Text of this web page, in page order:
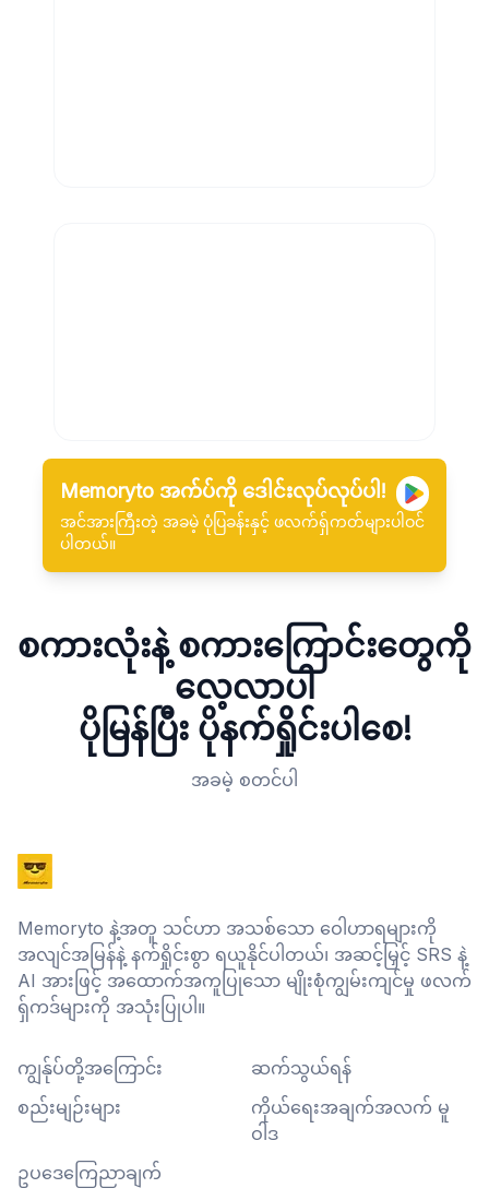
Memoryto အက်ပ်ကို ဒေါင်းလုပ်လုပ်ပါ!
အင်အားကြီးတဲ့ အခမဲ့ ပုံပြခန်းနှင့် ဖလက်ရှ်ကတ်များပါဝင်
ပါတယ်။
စကားလုံးနဲ့ စကားကြောင်းတွေကို
လေ့လာပါ
ပိုမြန်ပြီး ပိုနက်ရှိုင်းပါစေ!
အခမဲ့ စတင်ပါ
Memoryto နဲ့အတူ သင်ဟာ အသစ်သော ဝေါဟာရများကို
အလျင်အမြန်နဲ့ နက်ရှိုင်းစွာ ရယူနိုင်ပါတယ်၊ အဆင့်မြှင့် SRS နဲ့
AI အားဖြင့် အထောက်အကူပြုသော မျိုးစုံကျွမ်းကျင်မှု ဖလက်
ရှ်ကဒ်များကို အသုံးပြုပါ။
ကျွန်ုပ်တို့အကြောင်း
ဆက်သွယ်ရန်
စည်းမျဉ်းများ
ကိုယ်ရေးအချက်အလက် မူ
ဝါဒ
ဥပဒေကြေညာချက်